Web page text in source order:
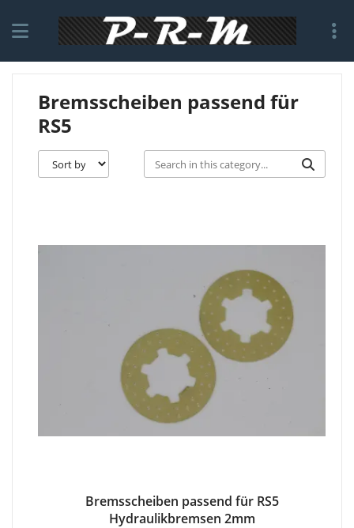
Bremsscheiben passend für
RS5
Bremsscheiben passend für RS5
Hydraulikbremsen 2mm